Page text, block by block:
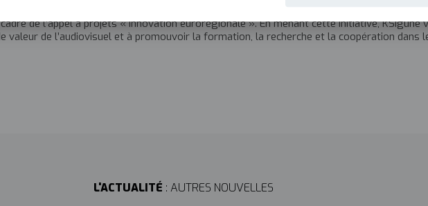
l’
de l’appel à projets « Innovation eurorégionale ». En menant cette initiative, KSIgune
valeur de l’audiovisuel et à promouvoir la formation, la recherche et la coopération dans
L'ACTUALITÉ : AUTRES NOUVELLES